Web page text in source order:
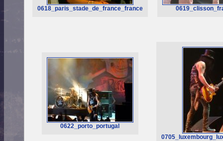
0618_paris_stade_de_france_france
0622_porto_portugal